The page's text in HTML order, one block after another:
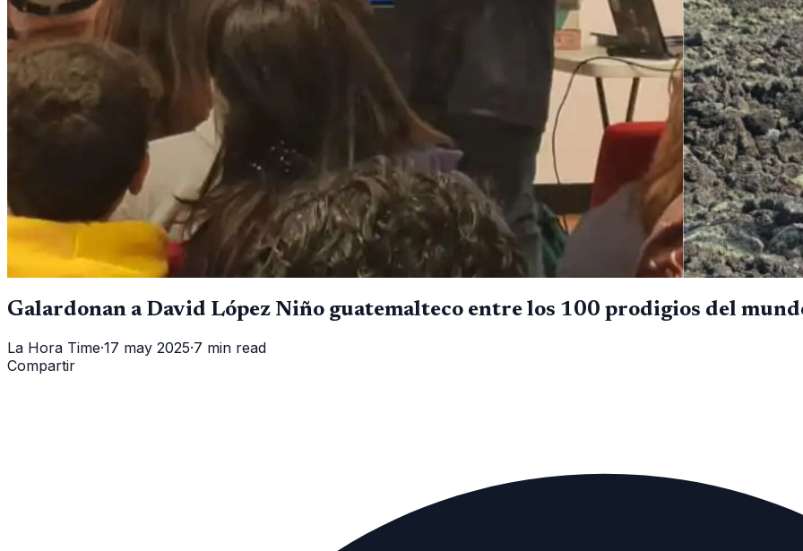
Galardonan a David López Niño guatemalteco entre los 100 prodigios del
La Hora Time·17 may 2025·7 min read
Compartir